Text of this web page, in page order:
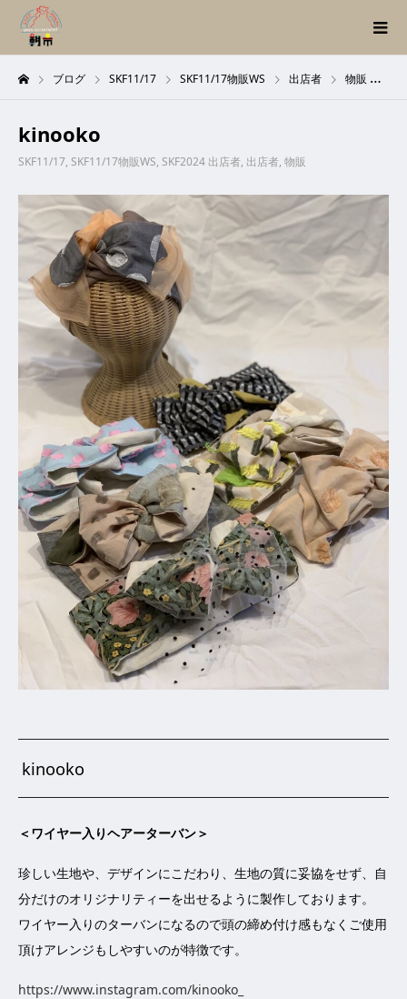
ブログ SKF11/17 SKF11/17物販WS 出店者 物販
kinooko
SKF11/17, SKF11/17物販WS, SKF2024 出店者, 出店者, 物販
kinooko
＜ワイヤー入りヘアーターバン＞
珍しい生地や、デザインにこだわり、生地の質に妥協をせず、自
分だけのオリジナリティーを出せるように製作しております。
ワイヤー入りのターバンになるので頭の締め付け感もなくご使用
頂けアレンジもしやすいのが特徴です。
https://www.instagram.com/kinooko_